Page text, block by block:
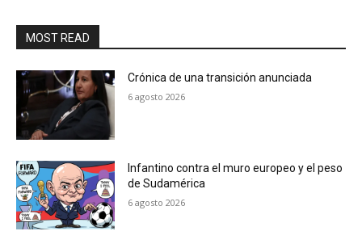
MOST READ
Crónica de una transición anunciada
6 agosto 2026
Infantino contra el muro europeo y el peso
de Sudamérica
6 agosto 2026